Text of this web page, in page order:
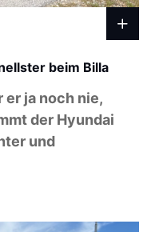
beim Billa
er ja noch nie,
der Hyundai
und